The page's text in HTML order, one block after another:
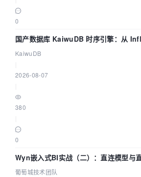
0
国产数据库 KaiwuDB 时序引擎：从
技术路径
KaiwuDB
2026-08-07
380
0
Wyn嵌入式BI实战（二）：直连模型与
参数为什么不生效？| 葡萄城技术团队
葡萄城技术团队